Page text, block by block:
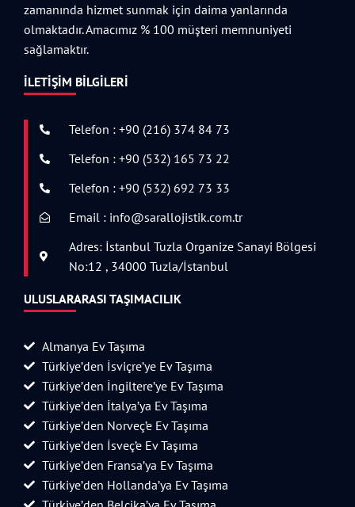
zamanında hizmet sunmak için daima yanlarında
olmaktadır. Amacımız % 100 müşteri memnuniyeti
sağlamaktır.
İLETIŞIM BILGILERI
Telefon : +90 (216) 374 84 73
Telefon : +90 (532) 165 73 22
Telefon : +90 (532) 692 73 33
Email : info@sarallojistik.com.tr
Adres: İstanbul Tuzla Organize Sanayi Bölgesi
No:12 , 34000 Tuzla/İstanbul
ULUSLARARASI TAŞIMACILIK
Almanya Ev Taşıma
Türkiye’den İsviçre’ye Ev Taşıma
Türkiye’den İngiltere’ye Ev Taşıma
Türkiye’den İtalya’ya Ev Taşıma
Türkiye’den Norveç’e Ev Taşıma
Türkiye’den İsveç’e Ev Taşıma
Türkiye’den Fransa’ya Ev Taşıma
Türkiye’den Hollanda’ya Ev Taşıma